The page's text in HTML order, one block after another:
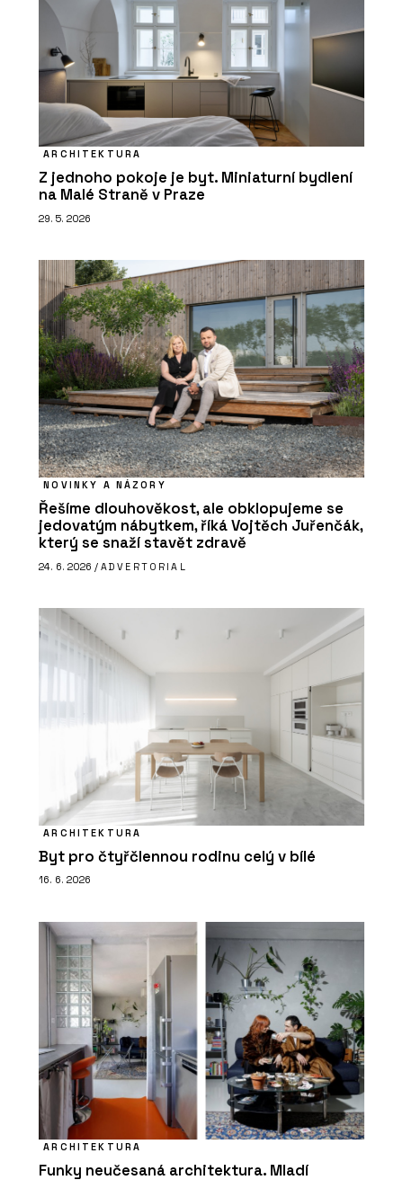
ARCHITEKTURA
Z jednoho pokoje je byt. Miniaturní bydlení
na Malé Straně v Praze
29. 5. 2026
NOVINKY A NÁZORY
Řešíme dlouhověkost, ale obklopujeme se
jedovatým nábytkem, říká Vojtěch Juřenčák,
který se snaží stavět zdravě
24. 6. 2026 / ADVERTORIAL
ARCHITEKTURA
Byt pro čtyřčlennou rodinu celý v bílé
16. 6. 2026
ARCHITEKTURA
Funky neučesaná architektura. Mladí